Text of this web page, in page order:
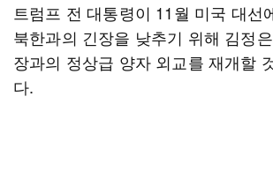
트럼프 전 대통령이 11월 미국 대선
북한과의 긴장을 낮추기 위해 김정
장과의 정상급 양자 외교를 재개할
다.